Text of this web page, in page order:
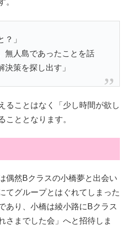
。
？」
無人島であったことを話
策を探し出す」
ることはなく「少し時間が欲し
こととなります。
偶然Bクラスの小橋夢と出会い
てグループとはぐれてしまった
あり、小橋は綾小路にBクラス
さまでした会」へと招待しま